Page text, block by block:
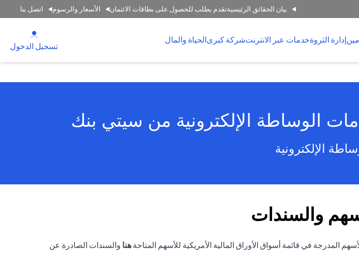
بيان الحقائق الرئيسيةتقدم بطلب للحصول على بطاقات الائتمان الأسعار والرسوم اتصل بنا
إدارة الثروةخدمات عبر الانترنتشركة كبرىالحياة والمال
تسجيل الدخول
الوساطة الإلكترونية من سيتي بنك
الإلكترونية
والسندات
المدرجة في قائمة أسواق الأوراق المالية الأمريكية للأسهم المتاحة هنا والسندات الصادرة عن